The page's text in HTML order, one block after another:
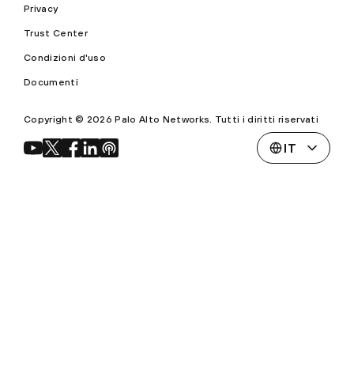
Privacy
Trust Center
Condizioni d'uso
Documenti
Copyright © 2026 Palo Alto Networks. Tutti i diritti riservati
IT